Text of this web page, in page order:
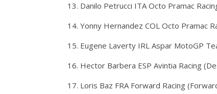
13. Danilo Petrucci ITA Octo Pramac
14. Yonny Hernandez COL Octo Pramac
15. Eugene Laverty IRL Aspar MotoGP
16. Hector Barbera ESP Avintia Racing
17. Loris Baz FRA Forward Racing